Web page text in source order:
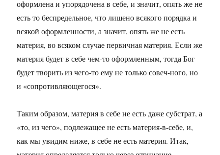
оформлена и упорядочена в себе, и значит, опять же не
есть то беспредельное, что лишено всякого порядка и
всякой оформленности, а значит, опять же не есть
материя, во всяком случае первичная материя. Если же
материя будет в себе чем-то оформленным, тогда Бог
будет творить из чего-то ему не только совеч-ного, но
и «сопротивляющегося».
Таким образом, материя в себе не есть даже субстрат, а
«то, из чего», подлежащее не есть материя-в-себе, и,
как мы увидим ниже, в себе не есть материя. Итак,